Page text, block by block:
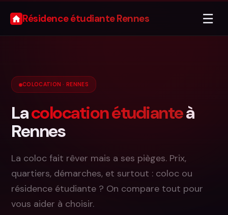
Résidence étudiante Rennes ☰
COLOCATION · RENNES
Lacolocation étudianteà
Rennes
La coloc fait rêver mais a ses pièges. Prix,
quartiers, démarches, et surtout : coloc ou
résidence étudiante ? On compare tout pour
vous aider à choisir.